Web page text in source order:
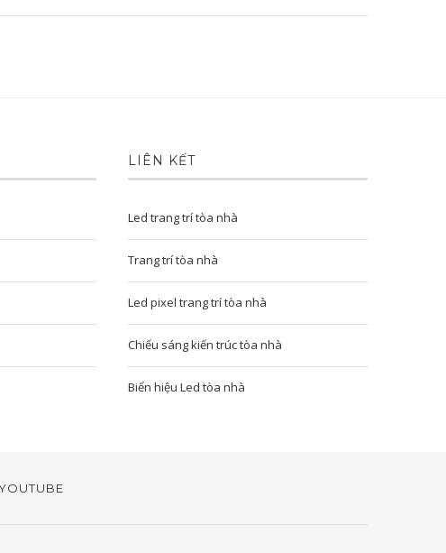
LIÊN KẾT
Led trang trí tòa nhà
Trang trí tòa nhà
Led pixel trang trí tòa nhà
Chiếu sáng kiến trúc tòa nhà
Biển hiệu Led tòa nhà